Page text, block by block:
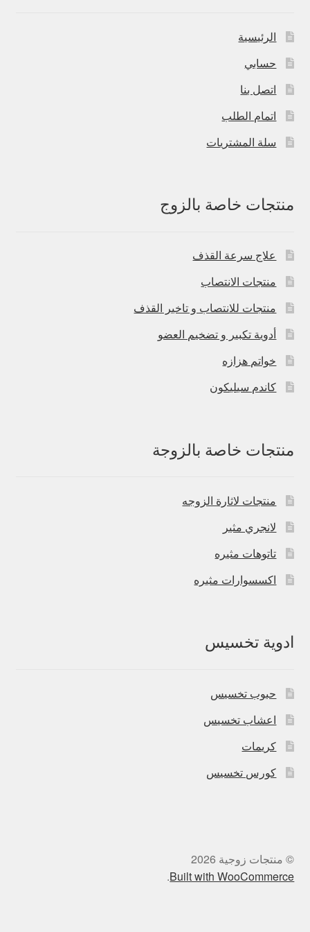
الرئيسية
حسابي
اتصل بنا
اتمام الطلب
سلة المشتريات
منتجات خاصة بالزوج
علاج سرعة القذف
منتجات الانتصاب
منتجات للانتصاب و تاخير القذف
أدوية تكبير و تضخيم العضو
خواتم هزازه
كاندم سيليكون
منتجات خاصة بالزوجة
منتجات لاثارة الزوجه
لانجري مثير
تاتوهات مثيره
اكسسوارات مثيره
ادوية تخسيس
حبوب تخسيس
اعشاب تخسيس
كريمات
كورس تخسيس
© منتجات زوجية 2026
Built with WooCommerce
.